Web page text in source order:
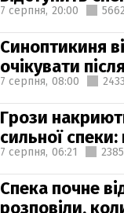
7 серпня, 20:00
Синоптикиня
очікувати
7 серпня, 08:00 2433
Грози
сильної
7 серпня, 06:21 2385
Спека почне
розповіли,